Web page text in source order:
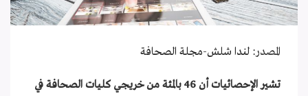
المصدر: لندا شلش-مجلة الصحافة
تشير الإحصائيات أن 46 بالمئة من خريجي كليات الصحافة في